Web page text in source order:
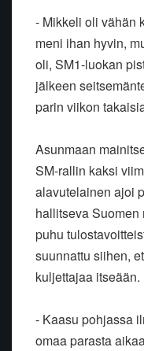
- Mikkeli oli vähän
meni ihan hyvin,
oli, SM1-luokan
jälkeen
parin viikon
Asunmaan
SM-rallin kaksi
alavutelainen ajoi
hallitseva
puhu
suunnattu siihen,
kuljettajaa itseään.
- Kaasu pohjassa
omaa parasta